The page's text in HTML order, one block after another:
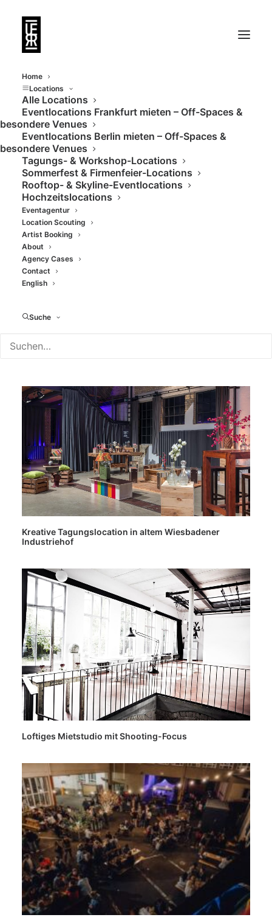
Home
Locations
Alle Locations
Eventlocations Frankfurt mieten – Off-Spaces &
besondere Venues
Eventlocations Berlin mieten – Off-Spaces &
besondere Venues
Tagungs- & Workshop-Locations
Sommerfest & Firmenfeier-Locations
Rooftop- & Skyline-Eventlocations
Hochzeitslocations
Eventagentur
Location Scouting
Artist Booking
About
Agency Cases
Contact
English
Suche
Industrial Spaces
Kreative Tagungslocation in altem Wiesbadener
Industriehof
Loftiges Mietstudio mit Shooting-Focus